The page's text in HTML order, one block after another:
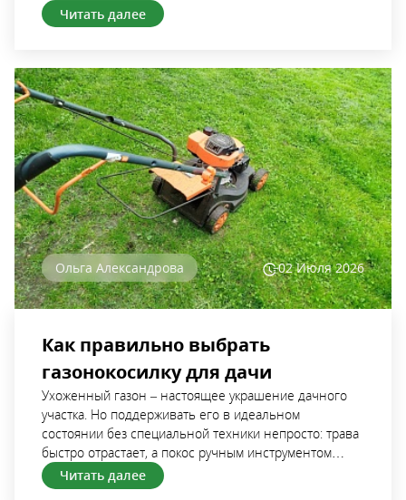
Читать далее
Ольга Александрова 02 Июля 2026
Как правильно выбрать
газонокосилку для дачи
Ухоженный газон – настоящее украшение дачного участка. Но поддерживать его в идеальном состоянии без специальной техники непросто: трава быстро отрастает, а покос ручным инструментом отнимает много времени и сил. К счастью, сейчас в продаже можно найти множество моделей газонокосилок, способных существенно облегчить уход за зеленой полянкой. В этой статье разберемся подробно, как выбрать газонокосилку для дачи: какие бывают, чем они отличаются друг от друга, на какие характеристики стоит обратить внимание перед покупкой, чтобы выбранная модель подошла для работы в конкретных условиях. Бензиновая газонокосилка Какую площадь газона придется косить Первое, на что нужно ориентироваться при выборе газонокосилки – площадь обрабатываемой территории. Для небольших участков площадью 3-5 соток достаточно будет электрических моделей мощностью 1000-1400 Вт. Они компактны, просты в эксплуатации, не требуют сложного обслуживания и весьма бюджетны. Для газонов площадью 5-10 соток лучше брать более мощные электрические (1500-1800 Вт) или бензиновые газонокосилки. Последние способны дольше работать без перерыва. К тому же удобнее в эксплуатации – не придется тянуть кабель через весь участок. Если вы являетесь счастливым обладателем газона площадью более 10 соток, есть смысл рассмотреть бензиновые самоходные модели. Они обладают высокой производительностью и позволяют быстрее справляться с большими объемами работы. Самоходную выбрать или несамоходную Для скашивания травы на небольших и ровных участках можно брать несамоходные модели – они проще по конструкции, дешевле, требуют меньшего обслуживания, их удобно хранить и транспортировать. Единственный недостаток – газонокосилку придется толкать собственными силами. Если территория большая, рельеф сложный – с уклонами и возвышениями, стоит обратить внимание на самоходную технику. Переднеприводные газонокосилки более маневренные, но у них есть существенный недостаток – когда емкость для скошенной травы наполняется, они могут «буксовать» из-за смещения центра тяжести. Модели с задним приводом более проходимые, хорошо выполняют свою работу даже будучи с полным травосборником, отлично косят траву на неровных участках. По отзывам садоводов именно заднеприводные модели удобнее и практичнее в эксплуатации. Конечно есть и полноприводные газонокосилки: они «берут» даже высокую траву, проходимые, но стоят дорого и сложны в обслуживании. Как показывает опыт садоводов, на стандартных дачах такая техника не особо нужна. С травосборником или без Газонокосилки без травосборника легче и дешевле. Всю скошенную траву они выбрасывают назад или в сторону. Плюс такой техники в том, что можно непрерывно покосить всю территорию. Но если вы стремитесь поддерживать идеально «парадный» вид участка, после покоса придется сделать «уборку» – собрать всю зелень. Модели с травосборником выполнят всю работу за вас – соберут траву и оставят газон идеально чистым и аккуратным. При выборе этого варианта нужно обращать внимание на две вещи: материал травосборника и его объем. Жесткие емкости хороши тем, что их удобно мыть. Матерчатые – компактностью при хранении. Если территория небольшая, травосборника на 30-40 л будет вполне достаточно. Емкости бОльшие по объему необходимо будет реже опустошать, а значит и косить без перерыва можно будет дольше. Но нужно понимать, что наполненный травой контейнер весьма тяжелый, толкать такую газонокосилку и управлять ею будет сложно. Стоит ли выбирать модель с режимом мульчирования Режим мульчирования – функция, при которой скошенная трава не собирается в травосборник и не выбрасывается наружу, а дополнительно измельчается ножами и равномерно распределяется по поверхности газона. Идея кажется весьма привлекательной: не нужно опустошать контейнер или мешок, убирать скошенную зелень и думать, куда ее складировать. Измельченная трава будет постепенно разлагаться и возвращать в почву питание, которое и забрала. Плюс будет защищать газон от пересыхания и препятствовать росту сорняков. Словом, выполнять все функции, которые и возлагаются на мульчу. Но не всегда это мульчирование полезно для самой лужайки. Оправдано брать технику с такой функцией в случае, когда газон косится регулярно (не реже одного раза в неделю), а трава не успевает сильно отрасти. Если же покос производится при отрастании зелени выше 10-15 см, функция мульчирования не нужна. Потому что плотный «ковер» из растительных остатков будет мешать росту зелени, ухудшать воздухообмен и способствовать распространению грибных инфекций. Что учесть при выборе электрической газонокосилки Электрические газонокосилки бывают двух типов: сетевые и аккумуляторные. Первые работают от сети и отличаются неограниченным временем работы. Их главные недостатки – зависимость от наличия и расположения розеток и необходимость постоянно следить за кабелем. Вторые автономны и более мобильны. Но за комфорт придется заплатить: и временем на подзарядку аккумулятора (а значит за один подход получится скосить меньше), и деньгами на покупку дополнительной батареи и ее замены по мере необходимости. Маневренность Если на газоне есть клумбы, деревья, кустарники, садовые фигуры, лучше выбирать газонокосилки максимально легкие и компактные – управлять ими будет удобнее и проще. Плюс лучше приобрести дополнительно еще и триммер – для покоса травы в труднодоступных местах. Для сетевых моделей маневренность особенно важна: чем легче будет техника, тем проще будет одновременно управлять ею и следить за положением кабеля. То есть рулить одной рукой, придерживать провод – другой. Если же «помех» и узких проходов на пути газонокосилки будет много, разумнее сделать выбор в пользу аккумуляторной техники. Ширина скашивания Она определяет производительность газонокосилки. Для небольших лужаек достаточно моделей с шириной захвата 30-35 см. Если площадь газона превышает 6 соток, лучше подобрать модели с захватом более 40 см. Но нужно учитывать, что широкая дека увеличивает производительность, но снижает маневренность. Длина кабеля и емкость аккумулятора У большинства электрокосилок встроенный сетевой кабель достаточно короткий – до 50 см. А потому нужно будет заранее подумать о покупке внешнего силового удлинителя. Выбирать его необходимо в зависимости от расстояния от розетки до самой дальней точки газона. При выборе аккумуляторной косилки нужно смотреть на емкость батареи. Как и во многих других случаях, все будет зависеть от площади обрабатываемой территории. Газон небольшой – достаточно будет и 2 Ач: этого хватит на 20-30 минут работы. Батарея 5-6 Ач позволит работать 40-60 минут, такой вариант подойдет для лужаек площадью 4-6 соток. Если трава высокая и густая, фактическое время работы может сократиться на 20-30%. Как вариант – можно купить два аккумулятора и использовать их по очереди, чтобы не делать перерыв на подзарядку. Уровень шума И сетевые, и аккумуляторные косилки работают значительно тише бензиновых. Средний уровень шума – 70-90 дБ. Пользоваться такой техникой комфортнее и для владельца дачи, и для соседей. Если покос травы часто проводится ранним утром или поздним вечером, участок расположен в зоне плотной застройке, лучше выбирать именно эти варианты. Как часто придется менять расходники К расходникам относятся ножи и аккумуляторы. Первые чаще просто затачивают, а меняют лишь при серьезных повреждениях или по мере сильного износа. Аккумуляторы при правильном хранении и надлежащей эксплуатации служат около 3-5 лет. После их также можно продолжать использовать, но их емкость будет постепенно снижаться, а время работы – сокращаться. Перед покупкой нужно заранее проверить, насколько легко приобрести расходники к конкретно выбранной модели. Порой стоимость нового аккумулятора оказывается весьма существенной и составляет едва ли не треть цены от самой косилки. Что учесть при выборе бензиновой газонокосилки Бензиновые косилки более мощные и производительные, не зависят от электросети, отлично справляются даже с высокой и густой травой, а время их работы ограничено исключительно запасом топлива. Но такая техника требует регулярного обслуживания и замены расходников, она более шумная. К тому же более габаритная и пожароопасная, поэтому важно соблюдать технику безопасности и при эксплуатации, и при хранении. Ширина скашивания Здесь действует то же правило, что и для электрокосилок: чем больше площадь газона, тем шире должна быть дека. Газон до 6 соток – можно взять модель с шириной захвата до 45 см. Травы косить придется много – лучше выбрать косилку с декой более 50 см. Ограничения в работе тоже аналогичные: чем шире дека, тем менее маневренная техника. Если придется обходить много клумб и других препятствий, лучше пожертвовать частью производительности в пользу удобства работы. Вес Бензиновые газонокосилки существенно тяжелее электрических. Вес большинства из них – 20-40 кг. Если участок ровный, ям и склонов минимум – большой вес не будет доставлять особых неудобств. При сложном рельефе лучше выбрать самоходные бензиновые косилки – работать ими будет проще, даже если вес техники весьма большой. Если покосом травы на газоне обычно занимается женская половина семьи или техника приобретается в подарок дачнику в возрасте, предпочтение лучше тоже отдать самоходным моделям – вес будет не так ощутим. Бензин и масло При покупке стоит обратить внимание на то, какой тип двигателя установлен на газонокосилке. Большинство современных моделей оснащены четырехтактными двигателями. Они работают на чистом бензине АИ-92 и требуют отдельной заливки масла в картер. Но есть и двухтактные машины, работающие на смеси бензина и моторного масла, приготовленной в определенной пропорции. Двухтактные моторы проще по конструкции и легче по весу, но они более шумные, менее экономичные и требуют приготовленного по строго определенному «рецепту» топлива. Поэтому четырехтактные – практичнее. Масло в
Читать далее